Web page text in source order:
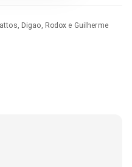
Digao, Rodox e Guilherme